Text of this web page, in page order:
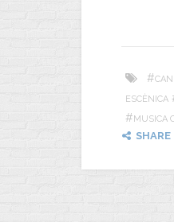
#
ESCÈNICA
#MUSICA
SHARE